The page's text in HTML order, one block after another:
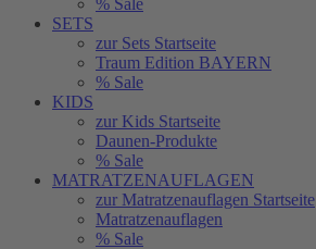
% Sale
SETS
zur Sets Startseite
Traum Edition BAYERN
% Sale
KIDS
zur Kids Startseite
Daunen-Produkte
% Sale
MATRATZENAUFLAGEN
zur Matratzenauflagen Startseite
Matratzenauflagen
% Sale